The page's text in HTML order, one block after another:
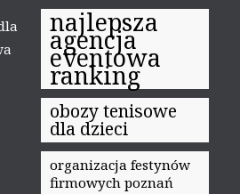
najlepsza
agencja
eventowa
ranking
obozy tenisowe
dla dzieci
organizacja festynów
firmowych poznań